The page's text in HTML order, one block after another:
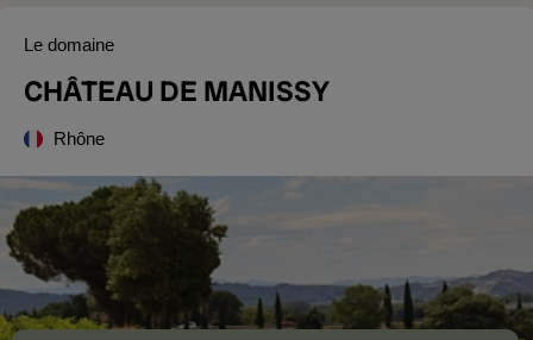
Le domaine
CHÂTEAU DE MANISSY
Rhône